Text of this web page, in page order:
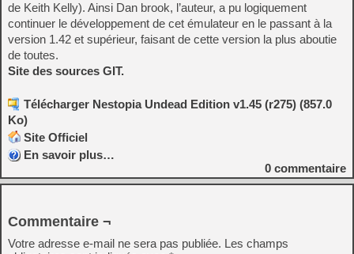
de Keith Kelly). Ainsi Dan brook, l’auteur, a pu logiquement
continuer le développement de cet émulateur en le passant à la
version 1.42 et supérieur, faisant de cette version la plus aboutie
de toutes.
Site des sources GIT.
Télécharger Nestopia Undead Edition v1.45 (r275) (857.0
Ko)
Site Officiel
En savoir plus…
0 commentaire
Commentaire ¬
Votre adresse e-mail ne sera pas publiée. Les champs